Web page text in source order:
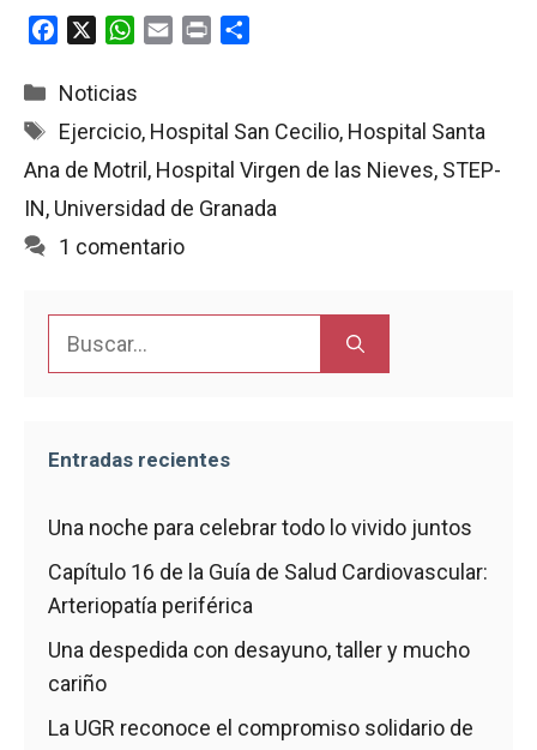
c
b
o
o
W
a
s
A
p
l
t
a
r
t
Categorías
Noticias
Etiquetas
Ejercicio, Hospital San Cecilio, Hospital Santa
Ana de Motril , Hospital Virgen de las Nieves, STEP-
IN, Universidad de Granada
1 comentario
Entradas recientes
Una noche para celebrar todo lo vivido juntos
Capítulo 16 de la Guía de Salud Cardiovascular:
Arteriopatía periférica
Una despedida con desayuno, taller y mucho
cariño
La UGR reconoce el compromiso solidario de